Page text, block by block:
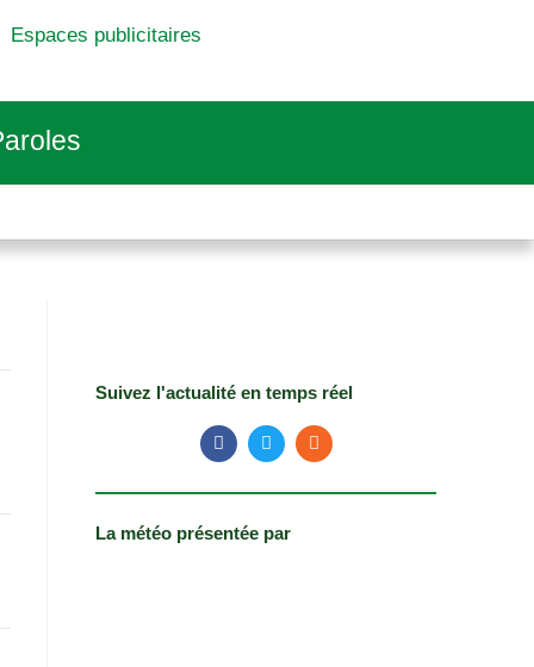
Espaces publicitaires
Suivez l'actualité en temps réel
La météo présentée par